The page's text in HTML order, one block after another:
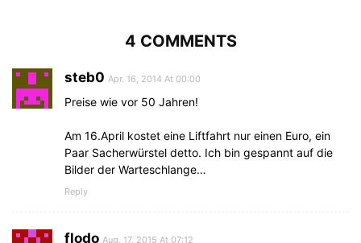
4 COMMENTS
steb0 Apr. 16, 2014 At 00:00
Preise wie vor 50 Jahren!
Am 16.April kostet eine Liftfahrt nur einen Euro, ein
Paar Sacherwürstel detto. Ich bin gespannt auf die
Bilder der Warteschlange…
Reply
flodo Aug. 17, 2015 At 07:12